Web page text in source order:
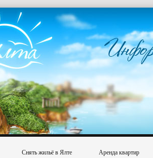
Снять жильё в Ялте Аренда квартир